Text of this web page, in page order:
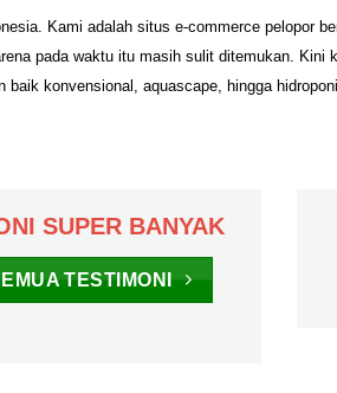
Kami adalah situs e-commerce pelopor
pada waktu itu masih sulit ditemukan. Kini
konvensional, aquascape, hingga
SUPER BANYAK
TESTIMONI